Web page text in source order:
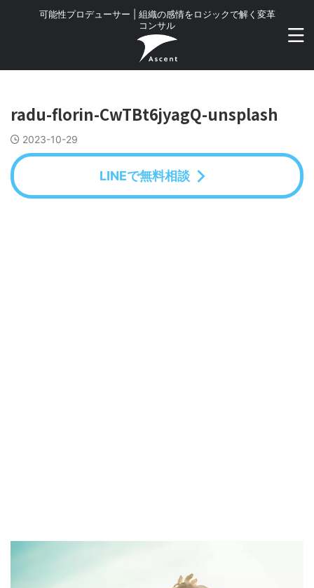
可能性プロデューサー | 組織の感情をロジックで解く変革
コンサル
radu-florin-CwTBt6jyagQ-unsplash
2023-10-29
LINEで無料相談